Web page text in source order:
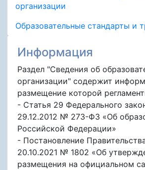
организации
Образовательные стандарты и
Информация
Раздел "Сведения об
организации" содержит
размещение которой
- Статья 29 Федерального
29.12.2012 № 273-ФЗ «Об
Российской Федерации»
- Постановление
20.10.2021 № 1802 «Об
размещения на официальном